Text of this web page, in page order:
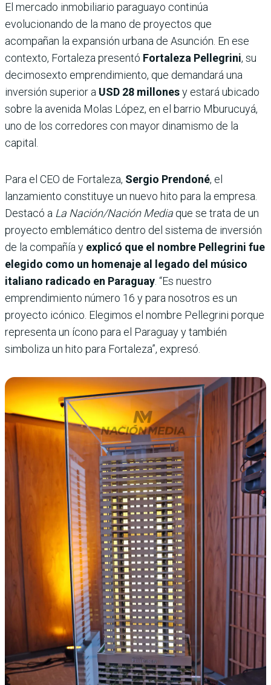
El mercado inmobiliario paraguayo continúa
evolucionando de la mano de proyectos que
acompañan la expansión urbana de Asunción. En ese
contexto, Fortaleza presentó Fortaleza Pellegrini, su
decimosexto emprendimiento, que demandará una
inversión superior a USD 28 millonesy estará ubicado
sobre la avenida Molas López, en el barrio Mburucuyá,
uno de los corredores con mayor dinamismo de la
capital.
Para el CEO de Fortaleza, Sergio Prendoné, el
lanzamiento constituye un nuevo hito para la empresa.
Destacó a La Nación/Nación Media que se trata de un
proyecto emblemático dentro del sistema de inversión
de la compañía y explicó que el nombre Pellegrini fue
elegido como un homenaje al legado del músico
italiano radicado en Paraguay. “Es nuestro
emprendimiento número 16 y para nosotros es un
proyecto icónico. Elegimos el nombre Pellegrini porque
representa un ícono para el Paraguay y también
simboliza un hito para Fortaleza”, expresó.